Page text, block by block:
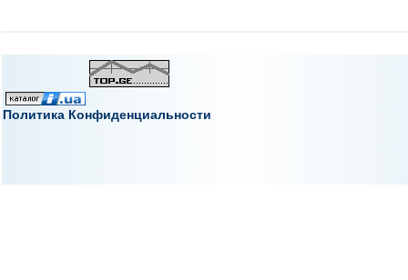
Политика Конфиденциальности